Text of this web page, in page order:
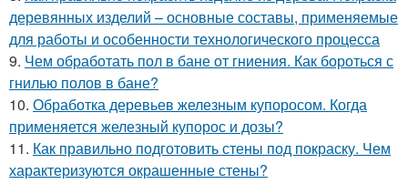
деревянных изделий – основные составы, применяемые
для работы и особенности технологического процесса
9. Чем обработать пол в бане от гниения. Как бороться с
гнилью полов в бане?
10. Обработка деревьев железным купоросом. Когда
применяется железный купорос и дозы?
11. Как правильно подготовить стены под покраску. Чем
характеризуются окрашенные стены?